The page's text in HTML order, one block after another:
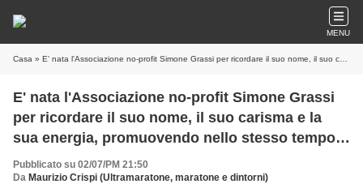
MENU
Casa » E' nata l'Associazione no-profit Simone Grassi per ricordare il suo nome, il suo carisma e la sua energia, promuovendo nello stesso tempo iniziative sociali
E' nata l'Associazione no-profit Simone Grassi
per ricordare il suo nome, il suo carisma e la
sua energia, promuovendo nello stesso tempo
iniziative sociali
Pubblicato su 02/07/PM 21:50
Da Maurizio Crispi (Ultramaratone, maratone e dintorni)